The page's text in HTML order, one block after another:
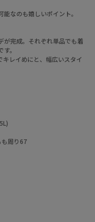
なのも嬉しいポイント。
が完成。それぞれ単品でも着
。
キレイめにと、幅広いスタイ
周り67